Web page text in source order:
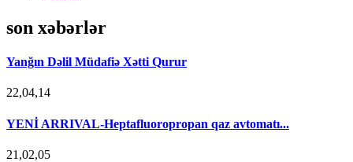
son xəbərlər
Yanğın Dəlil Müdafiə Xətti Qurur
22,04,14
YENİ ARRIVAL-Heptafluoropropan qaz avtomatı...
21,02,05